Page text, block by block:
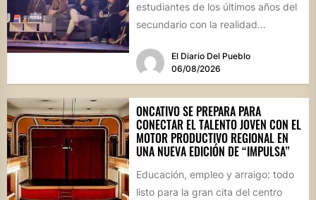
estudiantes de los últimos años del
secundario con la realidad
El Diario Del Pueblo
06/08/2026
ONCATIVO SE PREPARA PARA
CONECTAR EL TALENTO JOVEN CON EL
MOTOR PRODUCTIVO REGIONAL EN
UNA NUEVA EDICIÓN DE “IMPULSA”
Educación, empleo y arraigo: todo
listo para la gran cita del centro